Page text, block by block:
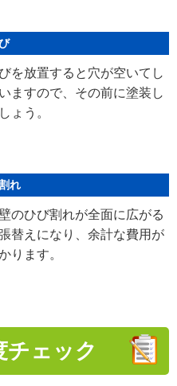
を放置すると穴が空いてし
ますので、その前に塗装し
ょう。
れ
のひび割れが全面に広がる
替えになり、余計な費用が
ります。
チェック